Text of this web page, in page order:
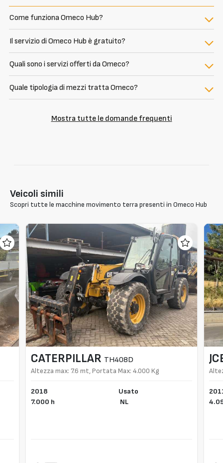
Come funziona Omeco Hub?
Il servizio di Omeco Hub è gratuito?
Quali sono i servizi offerti da Omeco?
Quale tipologia di mezzi tratta Omeco?
Mostra tutte le domande frequenti
Veicoli simili
Scopri tutte le macchine movimento terra presenti in Omeco Hub
CATERPILLAR TH408D
Altezza max: 7.6 mt, Portata Max: 4.000 Kg
2018
7.000 h
Usato
NL